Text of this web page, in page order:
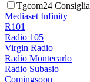
Tgcom24 Consiglia
Mediaset Infinity
R101
Radio 105
Virgin Radio
Radio Montecarlo
Radio Subasio
Comingsoon